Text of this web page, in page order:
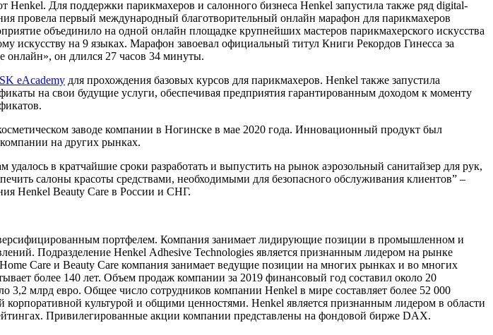
Henkel. Для поддержки парикмахеров и салонного бизнеса Henkel запустила также ряд digital-
провела первый международный благотворительный онлайн марафон для парикмахеров
объединило на одной онлайн площадке крупнейших мастеров парикмахерского искусства
искусству на 9 языках. Марафон завоевал официальный титул Книги Рекордов Гинесса за
онлайн», он длился 27 часов 34 минуты.
eAcademy для прохождения базовых курсов для парикмахеров. Henkel также запустила
на свои будущие услуги, обеспечивая предприятия гарантированным доходом к моменту
заводе компании в Ногинске в мае 2020 года. Инновационный продукт был
на других рынках.
в кратчайшие сроки разработать и выпустить на рынок аэрозольный санитайзер для рук,
салоны красоты средствами, необходимыми для безопасного обслуживания клиентов” –
Henkel Beauty Care в России и СНГ.
портфелем. Компания занимает лидирующие позиции в промышленном и
Подразделение Henkel Adhesive Technologies является признанным лидером на рынке
Care и Beauty Care компания занимает ведущие позиции на многих рынках и во многих
более 140 лет. Объем продаж компании за 2019 финансовый год составил около 20
3,2 млрд евро. Общее число сотрудников компании Henkel в мире составляет более 52 000
культурой и общими ценностями. Henkel является признанным лидером в области
Привилегированные акции компании представлены на фондовой бирже DAX.